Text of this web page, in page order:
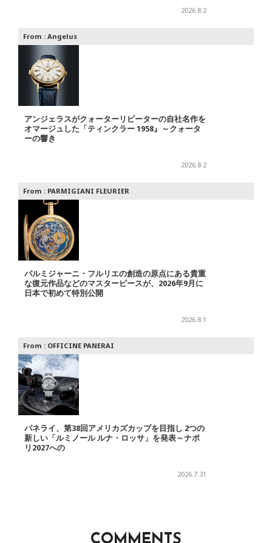
2026.8.2
From : Angelus
アンジェラスがクォーターリピーターの自社名作を
オマージュした「ティンクラー 1958』～クォータ
ーの響き
2026.8.2
From : PARMIGIANI FLEURIER
パルミジャーニ・フルリエの創造の原点にある貴重
な復元作品などのマスターピースが、2026年9月に
日本で初めて特別公開
2026.8.1
From : OFFICINE PANERAI
パネライ、第38回アメリカズカップを目指し 2つの
新しい「ルミノール ルナ・ロッサ」を発表～ナポ
リ2027への
2026.7.31
COMMENTS